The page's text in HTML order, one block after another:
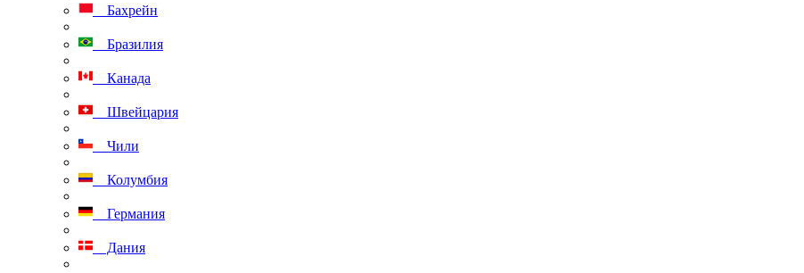
Бахрейн
Бразилия
Канада
Швейцария
Чили
Колумбия
Германия
Дания